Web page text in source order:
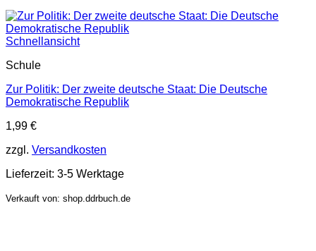
Schnellansicht
Schule
Zur Politik: Der zweite deutsche Staat: Die Deutsche
Demokratische Republik
1,99 €
zzgl. Versandkosten
Lieferzeit: 3-5 Werktage
Verkauft von: shop.ddrbuch.de